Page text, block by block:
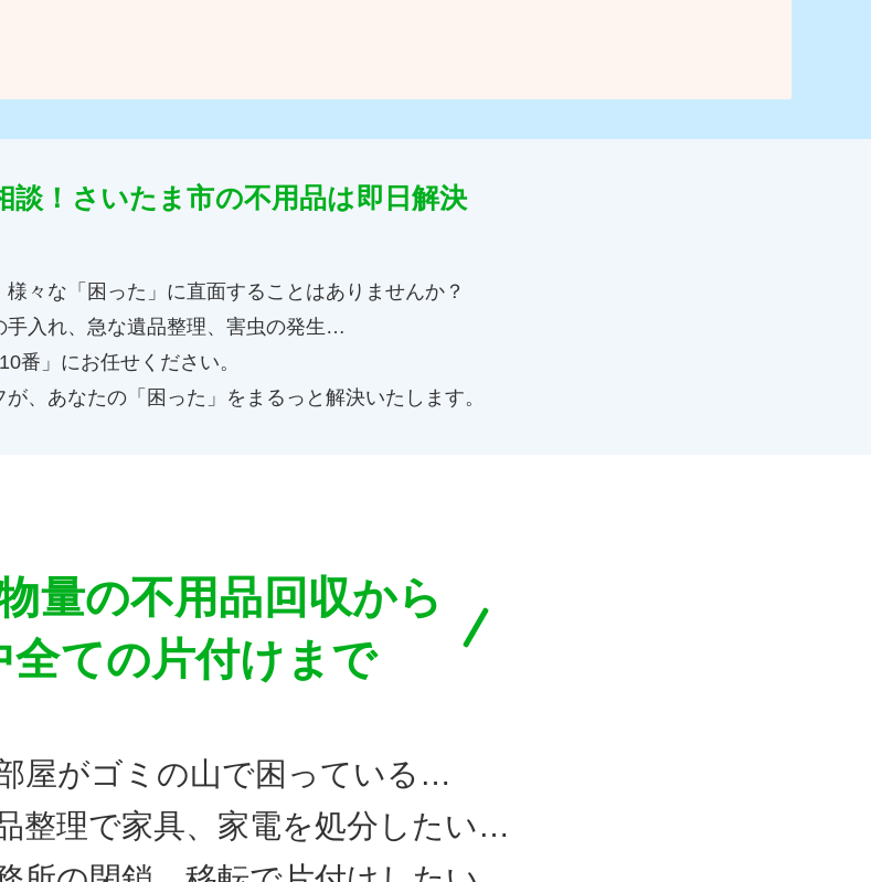
談！さいたま市の不用品は即日解決
々な「困った」に直面することはありませんか？
手入れ、急な遺品整理、害虫の発生…
番」にお任せください。
、あなたの「困った」をまるっと解決いたします。
量の不用品回収から
全ての片付けまで
屋がゴミの山で困っている…
整理で家具、家電を処分したい…